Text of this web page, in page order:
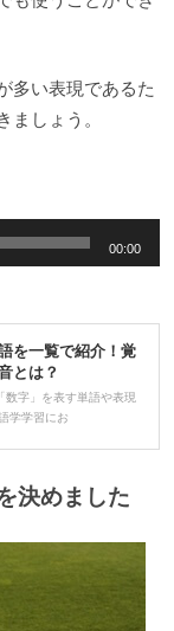
多い表現であるた
しょう。
00:00
を一覧で紹介！覚
とは？
数字」を表す単語や表現
学学習にお
決めました